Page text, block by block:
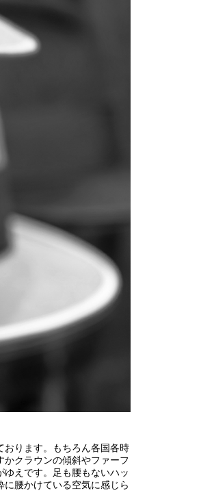
おります。もちろん各国各時
クラウンの傾斜やファーフ
ゆえです。足も腰もないハッ
に腰かけている空気に感じら